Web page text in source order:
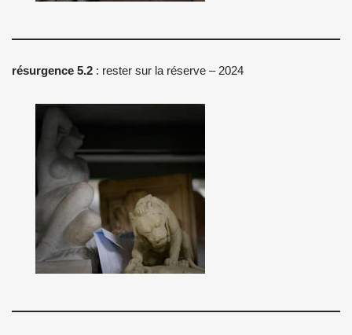
résurgence 5.2 : rester sur la réserve – 2024